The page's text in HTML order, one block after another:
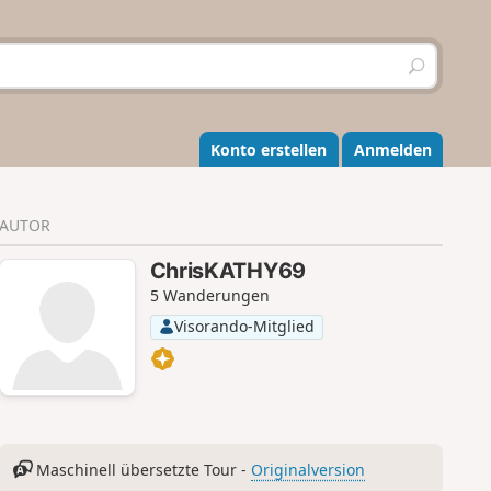
S
u
h
e
n
Konto erstellen Anmelden
AUTOR
ChrisKATHY69
5 Wanderungen
Visorando-Mitglied
Maschinell übersetzte Tour - Originalversion